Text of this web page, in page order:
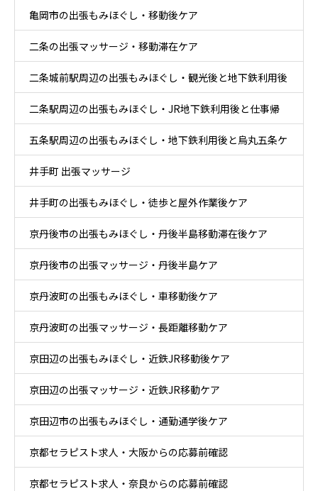
亀岡市の出張もみほぐし・移動後ケア
二条の出張マッサージ・移動滞在ケア
二条城前駅周辺の出張もみほぐし・観光後と地下鉄利用後
ケア
二条駅周辺の出張もみほぐし・JR地下鉄利用後と仕事帰
りケア
五条駅周辺の出張もみほぐし・地下鉄利用後と烏丸五条ケ
ア
井手町 出張マッサージ
井手町の出張もみほぐし・徒歩と屋外作業後ケア
京丹後市の出張もみほぐし・丹後半島移動滞在後ケア
京丹後市の出張マッサージ・丹後半島ケア
京丹波町の出張もみほぐし・車移動後ケア
京丹波町の出張マッサージ・長距離移動ケア
京田辺の出張もみほぐし・近鉄JR移動後ケア
京田辺の出張マッサージ・近鉄JR移動ケア
京田辺市の出張もみほぐし・通勤通学後ケア
京都セラピスト求人・大阪からの応募前確認
京都セラピスト求人・奈良からの応募前確認